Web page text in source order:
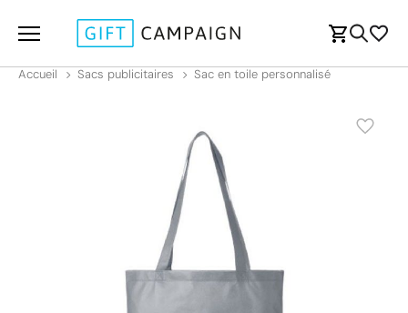
Accueil Sacs publicitaires Sac en toile personnalisé